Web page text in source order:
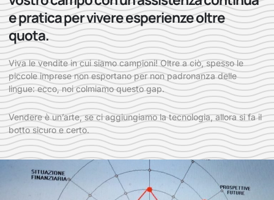
e pratica per vivere esperienze oltre
quota.
Viva le vendite in cui siamo campioni! Oltre a ciò, spesso le
piccole imprese non esportano per non padronanza delle
lingue: ecco, noi colmiamo questo gap.
Vendere è un’arte, se ci aggiungiamo la tecnologia, allora si fa il
botto sicuro e certo.